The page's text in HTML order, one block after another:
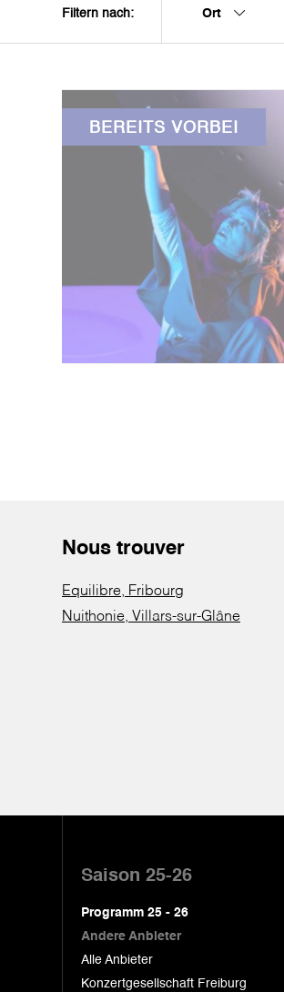
Filtern nach: Ort
BEREITS VORBEI
Nous trouver
Equilibre, Fribourg
Nuithonie, Villars-sur-Glâne
Saison 25-26
Programm 25 - 26
Andere Anbieter
Alle Anbieter
Konzertgesellschaft Freiburg